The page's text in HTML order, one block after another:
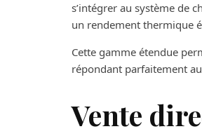
s’intégrer au système de
un rendement thermique
Cette gamme étendue
répondant parfaitement
Vente